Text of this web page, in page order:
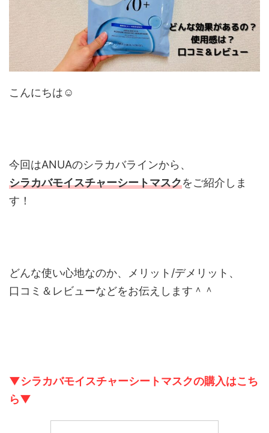
こんにちは☺︎
今回はANUAのシラカバラインから、
シラカバモイスチャーシートマスクをご紹介しま
す！
どんな使い心地なのか、メリット/デメリット、
口コミ＆レビューなどをお伝えします＾＾
▼シラカバモイスチャーシートマスクの購入はこち
ら▼